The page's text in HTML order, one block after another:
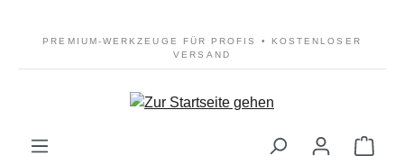
PREMIUM-WERKZEUGE FÜR PROFIS • KOSTENLOSER
VERSAND